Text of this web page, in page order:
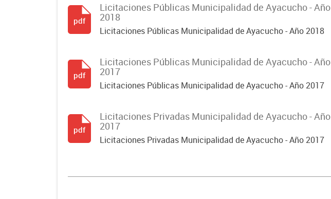
Licitaciones Públicas Municipalidad de Ayacucho - Año
2018
Licitaciones Públicas Municipalidad de Ayacucho - Año 2018
pdf
Licitaciones Públicas Municipalidad de Ayacucho - Año
2017
Licitaciones Públicas Municipalidad de Ayacucho - Año 2017
pdf
Licitaciones Privadas Municipalidad de Ayacucho - Año
2017
Licitaciones Privadas Municipalidad de Ayacucho - Año 2017
pdf